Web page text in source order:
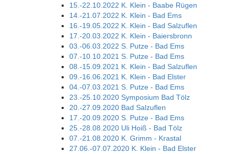
15.-22.10.2022 K. Klein - Baabe Rügen
14.-21.07.2022 K. Klein - Bad Ems
16.-19.05.2022 K. Klein - Bad Salzuflen
17.-20.03.2022 K. Klein - Baiersbronn
03.-06.03.2022 S. Putze - Bad Ems
07.-10.10.2021 S. Putze - Bad Ems
08.-15.09.2021 K. Klein - Bad Salzuflen
09.-16.06.2021 K. Klein - Bad Elster
04.-07.03.2021 S. Putze - Bad Ems
23.-25.10.2020 Symposium Bad Tölz
20.-27.09.2020 Bad Salzuflen
17.-20.09.2020 S. Putze - Bad Ems
25.-28.08.2020 Uli Hoiß - Bad Tölz
07.-21.08.2020 K. Grimm - Krastal
27.06.-07.07.2020 K. Klein - Bad Elster